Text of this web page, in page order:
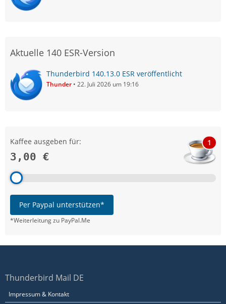
Aktuelle 140 ESR-Version
Thunderbird 140.13.0 ESR veröffentlicht
Thunder 22. Juli 2026 um 19:16
Kaffee ausgeben für:
3,00 €
1
Per Paypal unterstützen*
*Weiterleitung zu PayPal.Me
Thunderbird Mail DE
Impressum & Kontakt